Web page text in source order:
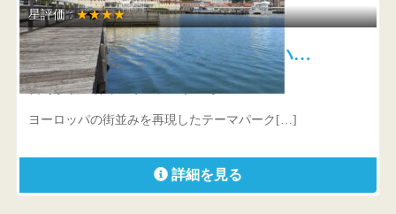
星評価 :★★★★
ウォーターマークホテル長崎・ハ…
長崎県 佐世保市ハウステンボス町7-9
ヨーロッパの街並みを再現したテーマパーク[…]
詳細を見る